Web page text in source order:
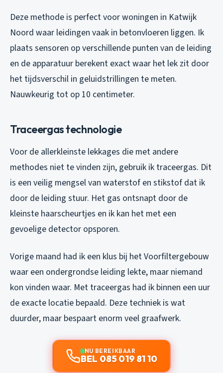
Deze methode is perfect voor woningen in Katwijk
Noord waar leidingen vaak in betonvloeren liggen. Ik
plaats sensoren op verschillende punten van de leiding
en de apparatuur berekent exact waar het lek zit door
het tijdsverschil in geluidstrillingen te meten.
Nauwkeurig tot op 10 centimeter.
Traceergas technologie
Voor de allerkleinste lekkages die met andere
methodes niet te vinden zijn, gebruik ik traceergas. Dit
is een veilig mengsel van waterstof en stikstof dat ik
door de leiding stuur. Het gas ontsnapt door de
kleinste haarscheurtjes en ik kan het met een
gevoelige detector opsporen.
Vorige maand had ik een klus bij het Voorfiltergebouw
waar een ondergrondse leiding lekte, maar niemand
kon vinden waar. Met traceergas had ik binnen een uur
de exacte locatie bepaald. Deze techniek is wat
duurder, maar bespaart enorm veel graafwerk.
NU BEREIKBAAR
BEL 085 019 81 10